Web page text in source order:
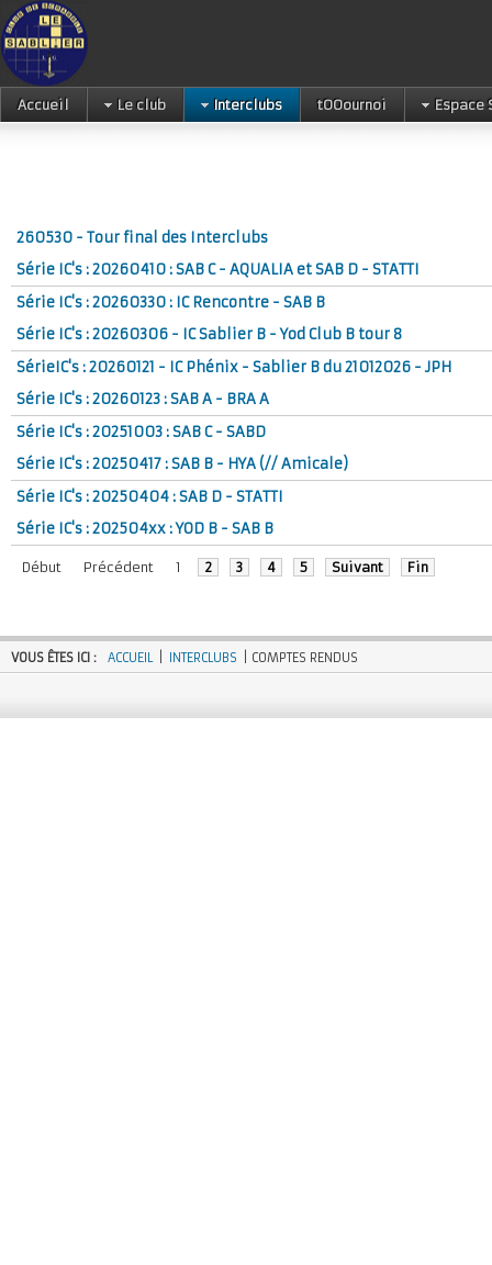
Accueil Le club Interclubs tOOournoi Espace
260530 - Tour final des Interclubs
Série IC's : 20260410 : SAB C - AQUALIA et SAB D - STATTI
Série IC's : 20260330 : IC Rencontre - SAB B
Série IC's : 20260306 - IC Sablier B - Yod Club B tour 8
SérieIC's : 20260121 - IC Phénix - Sablier B du 21012026 - JPH
Série IC's : 20260123 : SAB A - BRA A
Série IC's : 20251003 : SAB C - SABD
Série IC's : 20250417 : SAB B - HYA (// Amicale)
Série IC's : 20250404 : SAB D - STATTI
Série IC's : 202504xx : YOD B - SAB B
Début Précédent 1 2 3 4 5 Suivant Fin
VOUS ÊTES ICI : ACCUEIL INTERCLUBS | COMPTES RENDUS